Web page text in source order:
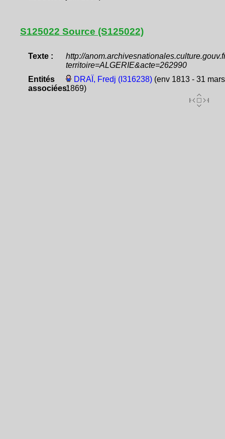
S125022 Source (S125022)
Texte :
http://
territoire=ALGERIE&acte=262990
Entités
associées:
DRAÏ, Fredj (I316238)(env 1813 - 31 mars
1869)